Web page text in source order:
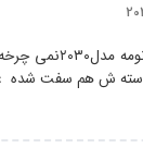
سلام چرخ خیاطی
ش هم سفت شده